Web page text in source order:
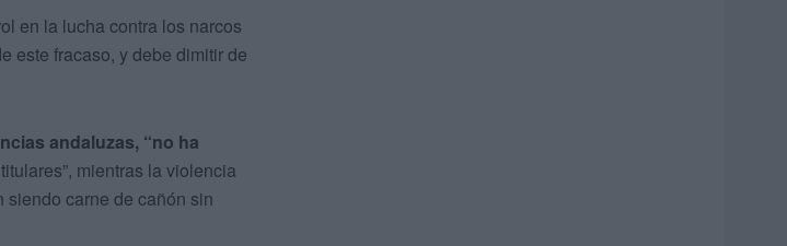
en la lucha contra los narcos
este fracaso, y debe dimitir de
andaluzas, “no ha
mientras la violencia
carne de cañón sin